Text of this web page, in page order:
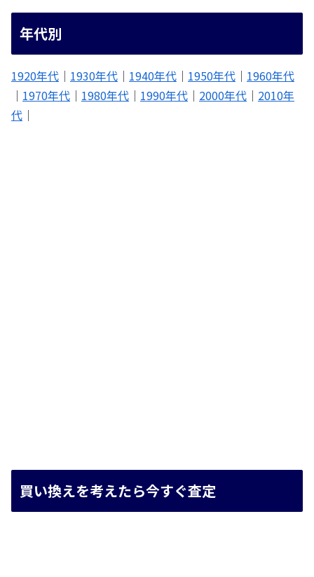
年代別
1920年代 ｜ 1930年代 ｜ 1940年代 ｜ 1950年代 ｜ 1960年代
｜ 1970年代 ｜ 1980年代 ｜ 1990年代 ｜ 2000年代 ｜ 2010年
代 ｜
買い換えを考えたら今すぐ査定